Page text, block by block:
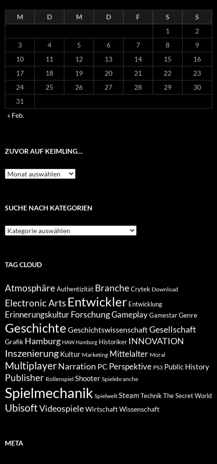
M D M D F S
S
1
2
3
4 5 6 7 8
9
10
11 12 13 14 15
16
17
18 19 20 21 22
23
24
25 26 27 28 29
30
31
« Feb.
ZUVOR AUF KEIMLING…
Zuvor
auf
SUCHE NACH KATEGORIEN
Suche
nach
TAG CLOUD
Atmosphäre Authentizität Branche Crytek Download
Electronic Arts Entwickler Entwicklung
Erinnerungskultur ForschungGameplay Gamestar Genre
Geschichte GeschichtswissenschaftGesellschaft
Grafik Hamburg HAW Hamburg Historiker INNOVATION
Inszenierung Kultur Marketing Mittelalter Moral
MultiplayerNarration PC Perspektive PS3 Public History
Publisher Rollenspiel Shooter Spielebranche
Spielmechanik Spielwelt Steam Technik The Secret World
UbisoftVideospieleWirtschaftWissenschaft
META